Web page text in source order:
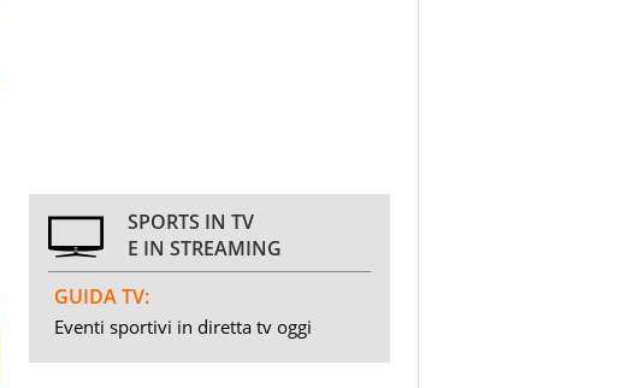
SPORTS IN TV
E IN STREAMING
GUIDA TV:
Eventi sportivi in diretta tv oggi